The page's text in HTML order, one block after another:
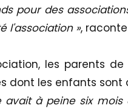
pour des
l'association »,
les parents
dont les enfants
avait à peine six